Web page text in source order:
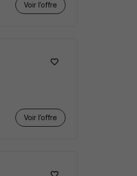
Voir l’offre
Voir l’offre